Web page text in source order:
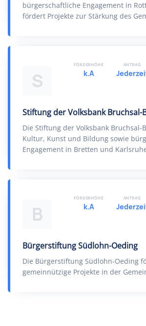
bürgerschaftliche Engagement in
fördert Projekte zur Stärkung des
S
Stiftung der Volksbank Bruchsal-
Die Stiftung der Volksbank
Kultur, Kunst und Bildung sowie
Engagement in Bretten und
FÖRDERHÖHE
k.A
ANTRAG
B
Bürgerstiftung Südlohn-Oeding
Die Bürgerstiftung Südlohn-Oeding
gemeinnützige Projekte in der
FÖRDERHÖHE
k.A
ANTRAG